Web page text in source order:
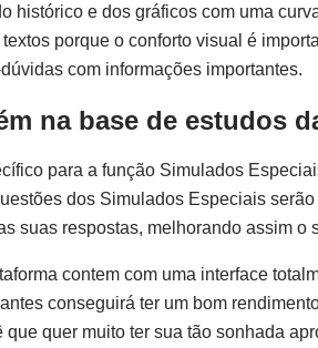
histórico e dos gráficos com uma
porque o conforto visual é
com informações importantes.
na base de estudos
para a função Simulados
dos Simulados Especiais
suas respostas, melhorando assim o
contem com uma interface
conseguirá ter um bom
que quer muito ter sua tão sonhada